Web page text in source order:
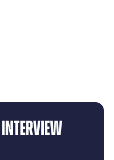
INTERVIEW